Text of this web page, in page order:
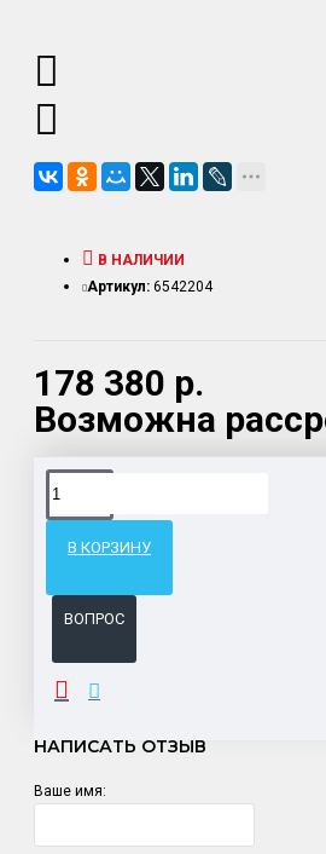
178 380 р.
Возможна
В НАЛИЧИИ
Артикул: 6542204
В КОРЗИНУ
ВОПРОС
Доставка товара по всему
ОТЗЫВЫ
НАПИСАТЬ ОТЗЫВ
Ваше имя: